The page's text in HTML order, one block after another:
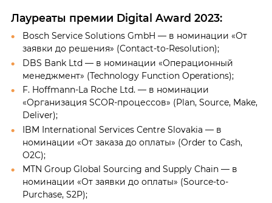
Лауреаты премии Digital Award 2023:
Bosch Service Solutions GmbH — в номинации «От
заявки до решения» (Contact-to-Resolution);
DBS Bank Ltd — в номинации «Операционный
менеджмент» (Technology Function Operations);
F. Hoffmann-La Roche Ltd. — в номинации
«Организация SCOR-процессов» (Plan, Source, Make,
Deliver);
IBM International Services Centre Slovakia — в
номинации «От заказа до оплаты» (Order to Cash,
O2C);
MTN Group Global Sourcing and Supply Chain — в
номинации «От заявки до оплаты» (Source-to-
Purchase, S2P);